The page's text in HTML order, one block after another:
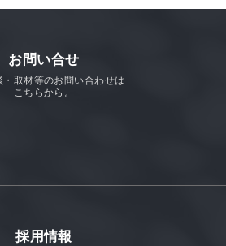
お問い合せ
・取材等のお問い合わせは
こちらから。
採用情報